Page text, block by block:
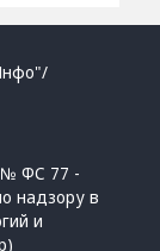
№ ФС 77 -
надзору в
и